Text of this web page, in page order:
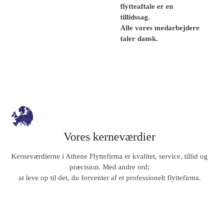
flytteaftale er en
tillidssag.
Alle vores medarbejdere
taler dansk.
Vores kerneværdier
Kerneværdierne i Athene Flyttefirma er kvalitet, service, tillid og
præcision. Med andre ord;
at leve op til det, du forventer af et professionelt flyttefirma.